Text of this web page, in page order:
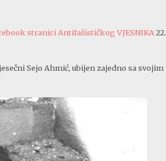
stranici Antifašističkog VJESNIKA 22.
Sejo Ahmić, ubijen zajedno sa svojim